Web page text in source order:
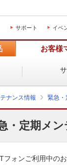
サポート イベ
お客様
ナンス情報 緊急・
・定期メ
フォンご利用中の